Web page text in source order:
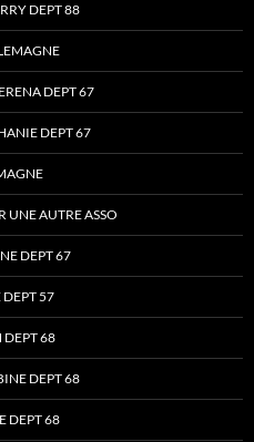
DEPT 88
DEPT 67
DEPT 67
UNE AUTRE ASSO
DEPT 67
DEPT 57
DEPT 68
DEPT 68
DEPT 68